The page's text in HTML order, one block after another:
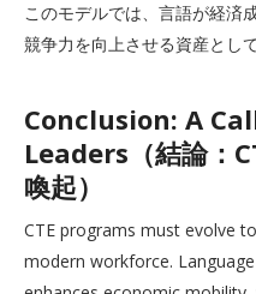
このモデルでは、言語が経済
競争力を向上させる資産とし
Conclusion: A
Leaders（結論：
喚起）
CTE programs must evolve
modern workforce.